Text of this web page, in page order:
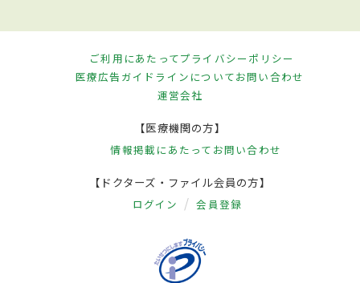
ご利用にあたってプライバシーポリシー
医療広告ガイドラインについてお問い合わせ
運営会社
【医療機関の方】
情報掲載にあたって お問い合わせ
【ドクターズ・ファイル会員の方】
ログイン 会員登録